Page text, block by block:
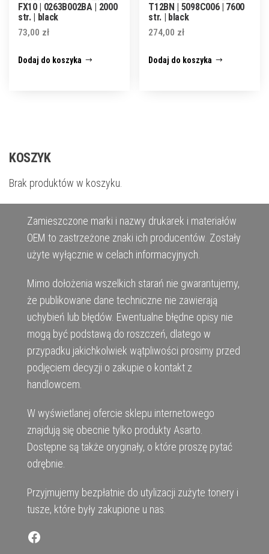
FX10 | 0263B002BA | 2000
str. | black
73,00 zł
Dodaj do koszyka
T12BN | 5098C006 | 7600
str. | black
274,00 zł
Dodaj do koszyka
KOSZYK
Brak produktów w koszyku.
Zamieszczone marki i nazwy drukarek i materiałów
OEM to zastrzeżone znaki ich producentów. Zostały
użyte wyłącznie w celach informacyjnych.
Mimo dołożenia wszelkich starań nie gwarantujemy,
że publikowane dane techniczne nie zawierają
uchybień lub błędów. Ewentualne błędne opisy nie
mogą być podstawą do roszczeń, dlatego w
przypadku jakichkolwiek wątpliwości prosimy przed
podjęciem decyzji o zakupie o kontakt z
handlowcem.
W wyświetlanej ofercie sklepu internetowego
znajdują się obecnie tylko produkty Asarto.
Dostępne są także oryginały, o które proszę pytać
odrębnie.
Przyjmujemy bezpłatnie do utylizacji zużyte tonery i
tusze, które były zakupione u nas.
Facebook